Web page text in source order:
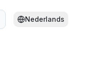
Nederlands